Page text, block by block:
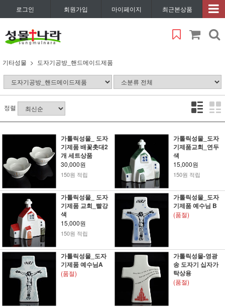
로그인 회원가입 마이페이지 최근본상품
기타성물 도자기공방_핸드메이드제품
정렬
가톨릭성물_ 도자
기제품 배꽃촛대2
개 세트상품
30,000원
150원 적립
가톨릭성물_도자
기제품교회_연두
색
15,000원
150원 적립
가톨릭성물_ 도자
기제품 교회_빨강
색
15,000원
150원 적립
가톨릭성물_도자
기제품 예수님 B
(품절)
가톨릭성물_도자
기제품 예수님A
(품절)
가톨릭성물-영광
송 도자기 십자가
탁상용
(품절)